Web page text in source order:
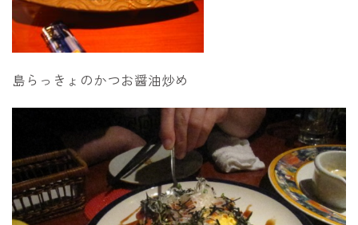
島らっきょのかつお醤油炒め